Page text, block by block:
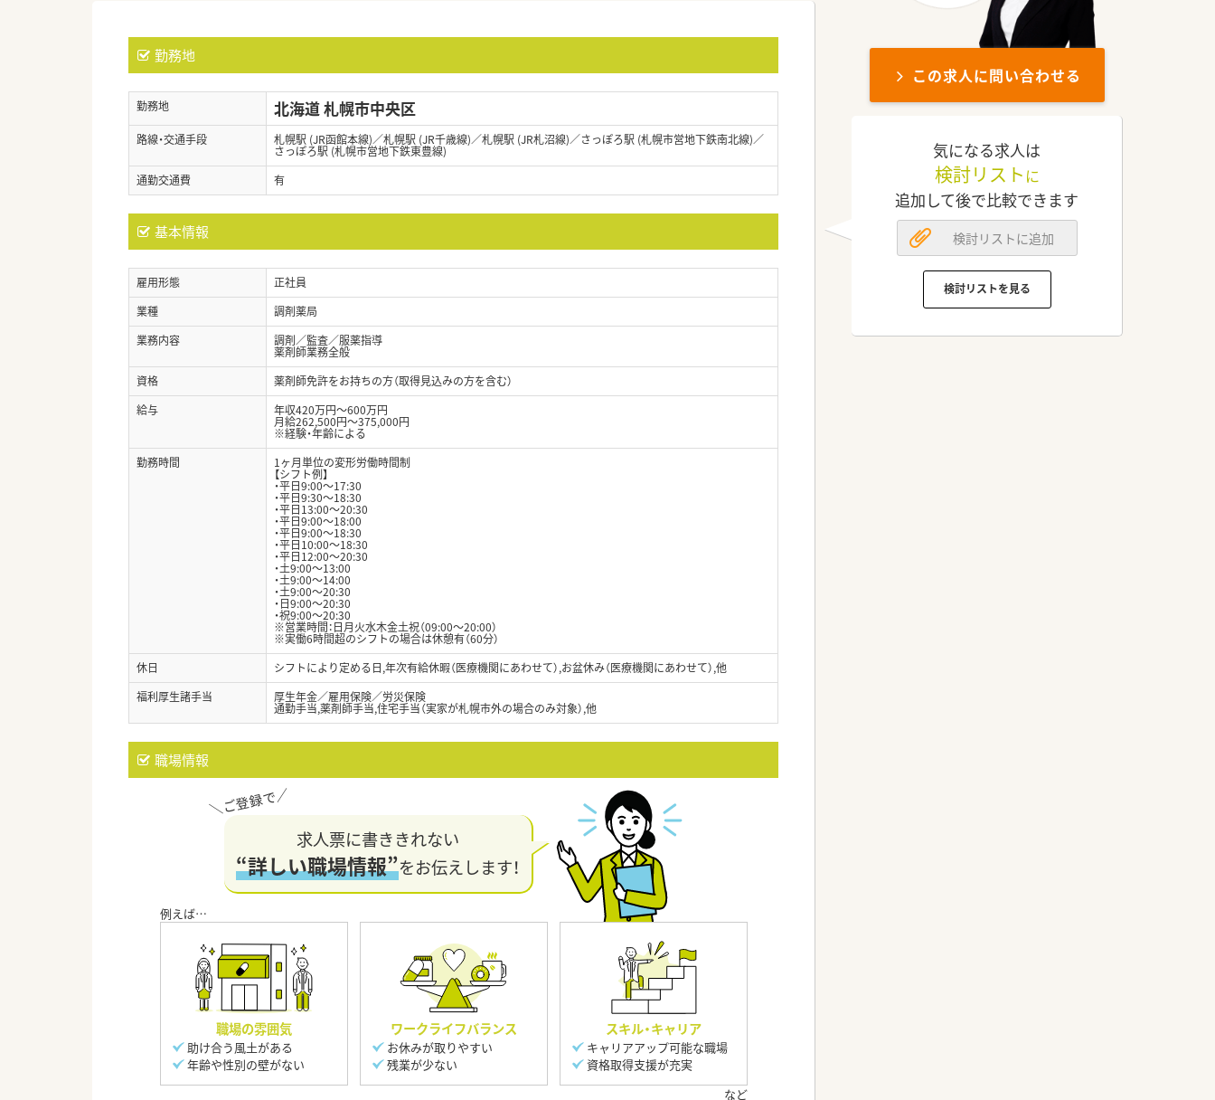
勤務地
勤務地 北海道 札幌市中央区
路線・交通手段 札幌駅 (JR函館本線)／札幌駅 (JR千歳線)／札幌駅 (JR札沼線)／さっぽろ駅 (札幌市営地下鉄南北線)／
さっぽろ駅 (札幌市営地下鉄東豊線)
通勤交通費
有
基本情報
雇用形態
正社員
業種
調剤薬局
業務内容
調剤／監査／服薬指導
薬剤師業務全般
資格
薬剤師免許をお持ちの方（取得見込みの方を含む）
給与
年収420万円～600万円
月給262,500円～375,000円
※経験・年齢による
勤務時間
1ヶ月単位の変形労働時間制
【シフト例】
・平日9:00～17:30
・平日9:30～18:30
・平日13:00～20:30
・平日9:00～18:00
・平日9:00～18:30
・平日10:00～18:30
・平日12:00～20:30
・土9:00～13:00
・土9:00～14:00
・土9:00～20:30
・日9:00～20:30
・祝9:00～20:30
※営業時間：日月火水木金土祝（09:00～20:00）
※実働6時間超のシフトの場合は休憩有（60分）
休日
シフトにより定める日,年次有給休暇（医療機関にあわせて）,お盆休み（医療機関にあわせて）,他
福利厚生諸手当
厚生年金／雇用保険／労災保険
通勤手当,薬剤師手当,住宅手当（実家が札幌市外の場合のみ対象）,他
職場情報
求人票に書ききれない
“詳しい職場情報”をお伝えします！
職場の雰囲気
助け合う風土がある
年齢や性別の壁がない
ワークライフバランス
お休みが取りやすい
残業が少ない
スキル・キャリア
キャリアアップ可能な職場
資格取得支援が充実
この求人に問い合わせる
気になる求人は
検討リスト に
追加して後で比較できます
検討リストに追加
検討リストを見る